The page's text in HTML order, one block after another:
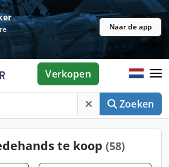
Naar de app
Zoeken
Verkopen
te koop (58)